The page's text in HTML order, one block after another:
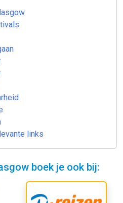
links
boek je ook bij: